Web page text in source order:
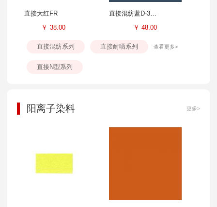
直接大红FR
￥ 38.00
直接混纺蓝D-3GL
￥ 48.00
直接混纺系列 直接耐晒系列
直接N型系列
查看更多>
阳离子染料 更多>